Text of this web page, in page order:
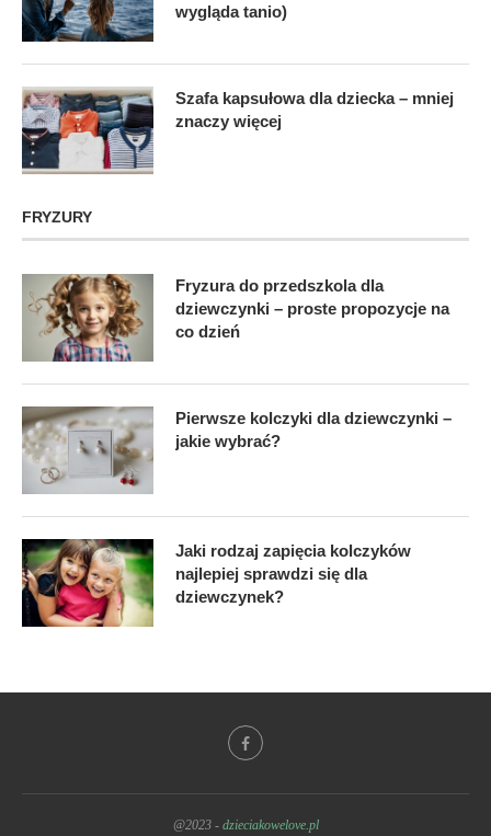
wygląda tanio)
Szafa kapsułowa dla dziecka – mniej
znaczy więcej
FRYZURY
Fryzura do przedszkola dla
dziewczynki – proste propozycje na
co dzień
Pierwsze kolczyki dla dziewczynki –
jakie wybrać?
Jaki rodzaj zapięcia kolczyków
najlepiej sprawdzi się dla
dziewczynek?
@2023 - dzieciakowelove.pl